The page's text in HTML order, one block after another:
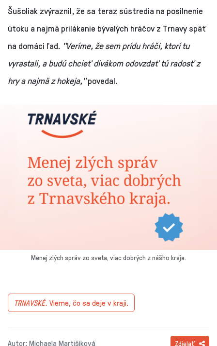
Šušoliak zvýraznil, že sa teraz sústredia na posilnenie
útoku a najmä prilákanie bývalých hráčov z Trnavy späť
na domáci ľad. "Veríme, že sem prídu hráči, ktorí tu
vyrastali, a budú chcieť divákom odovzdať tú radosť z
hry a najmä z hokeja,"povedal.
Menej zlých správ zo sveta, viac dobrých z nášho kraja.
TRNAVSKÉ. Vieme, čo sa deje v kraji.
Autor: Michaela Martišíková Zdielať